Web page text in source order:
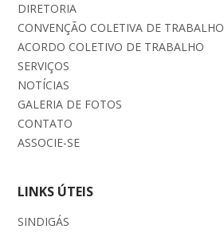
DIRETORIA
CONVENÇÃO COLETIVA DE TRABALHO
ACORDO COLETIVO DE TRABALHO
SERVIÇOS
NOTÍCIAS
GALERIA DE FOTOS
CONTATO
ASSOCIE-SE
LINKS ÚTEIS
SINDIGÁS